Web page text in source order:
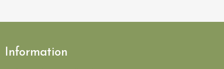
Information